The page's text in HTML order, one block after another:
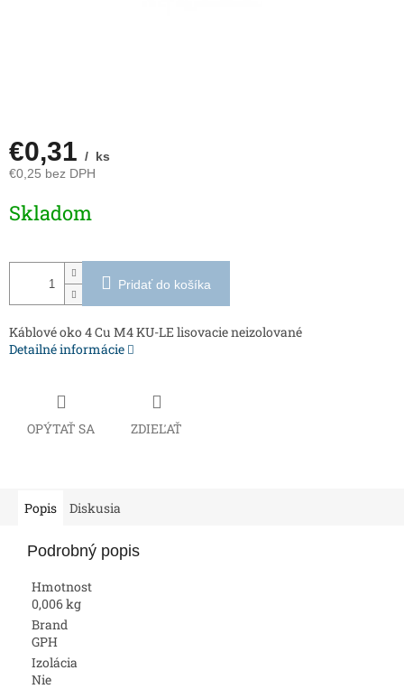
€0,31 / ks
€0,25 bez DPH
cena:
Skladom
Pridať do košíka
Káblové oko 4 Cu M4 KU-LE lisovacie neizolované
Detailné informácie
OPÝTAŤ SA ZDIEĽAŤ
Popis Diskusia
Podrobný popis
Hmotnost
0,006 kg
Brand
GPH
Izolácia
Nie